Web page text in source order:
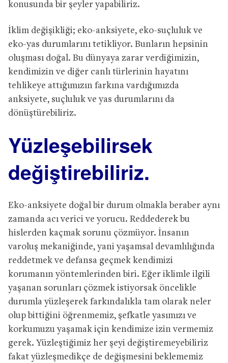
konusunda bir şeyler yapabiliriz.
İklim değişikliği; eko-anksiyete, eko-suçluluk ve
eko-yas durumlarını tetikliyor. Bunların hepsinin
oluşması doğal. Bu dünyaya zarar verdiğimizin,
kendimizin ve diğer canlı türlerinin hayatını
tehlikeye attığımızın farkına vardığımızda
anksiyete, suçluluk ve yas durumlarını da
dönüştürebiliriz.
Yüzleşebilirsek
değiştirebiliriz.
Eko-anksiyete doğal bir durum olmakla beraber aynı
zamanda acı verici ve yorucu. Reddederek bu
hislerden kaçmak sorunu çözmüyor. İnsanın
varoluş mekaniğinde, yani yaşamsal devamlılığında
reddetmek ve defansa geçmek kendimizi
korumanın yöntemlerinden biri. Eğer iklimle ilgili
yaşanan sorunları çözmek istiyorsak öncelikle
durumla yüzleşerek farkındalıkla tam olarak neler
olup bittiğini öğrenmemiz, şefkatle yasımızı ve
korkumuzu yaşamak için kendimize izin vermemiz
gerek. Yüzleştiğimiz her şeyi değiştiremeyebiliriz
fakat yüzleşmedikçe de değişmesini beklememiz